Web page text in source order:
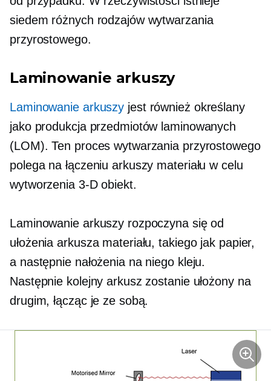
siedem różnych rodzajów wytwarzania
przyrostowego.
Laminowanie arkuszy
Laminowanie arkuszy jest również określany
jako produkcja przedmiotów laminowanych
(LOM). Ten proces wytwarzania przyrostowego
polega na łączeniu arkuszy materiału w celu
wytworzenia 3-Dobiekt.
Laminowanie arkuszy rozpoczyna się od
ułożenia arkusza materiału, takiego jak papier,
a następnie nałożenia na niego kleju.
Następnie kolejny arkusz zostanie ułożony na
drugim, łącząc je ze sobą.